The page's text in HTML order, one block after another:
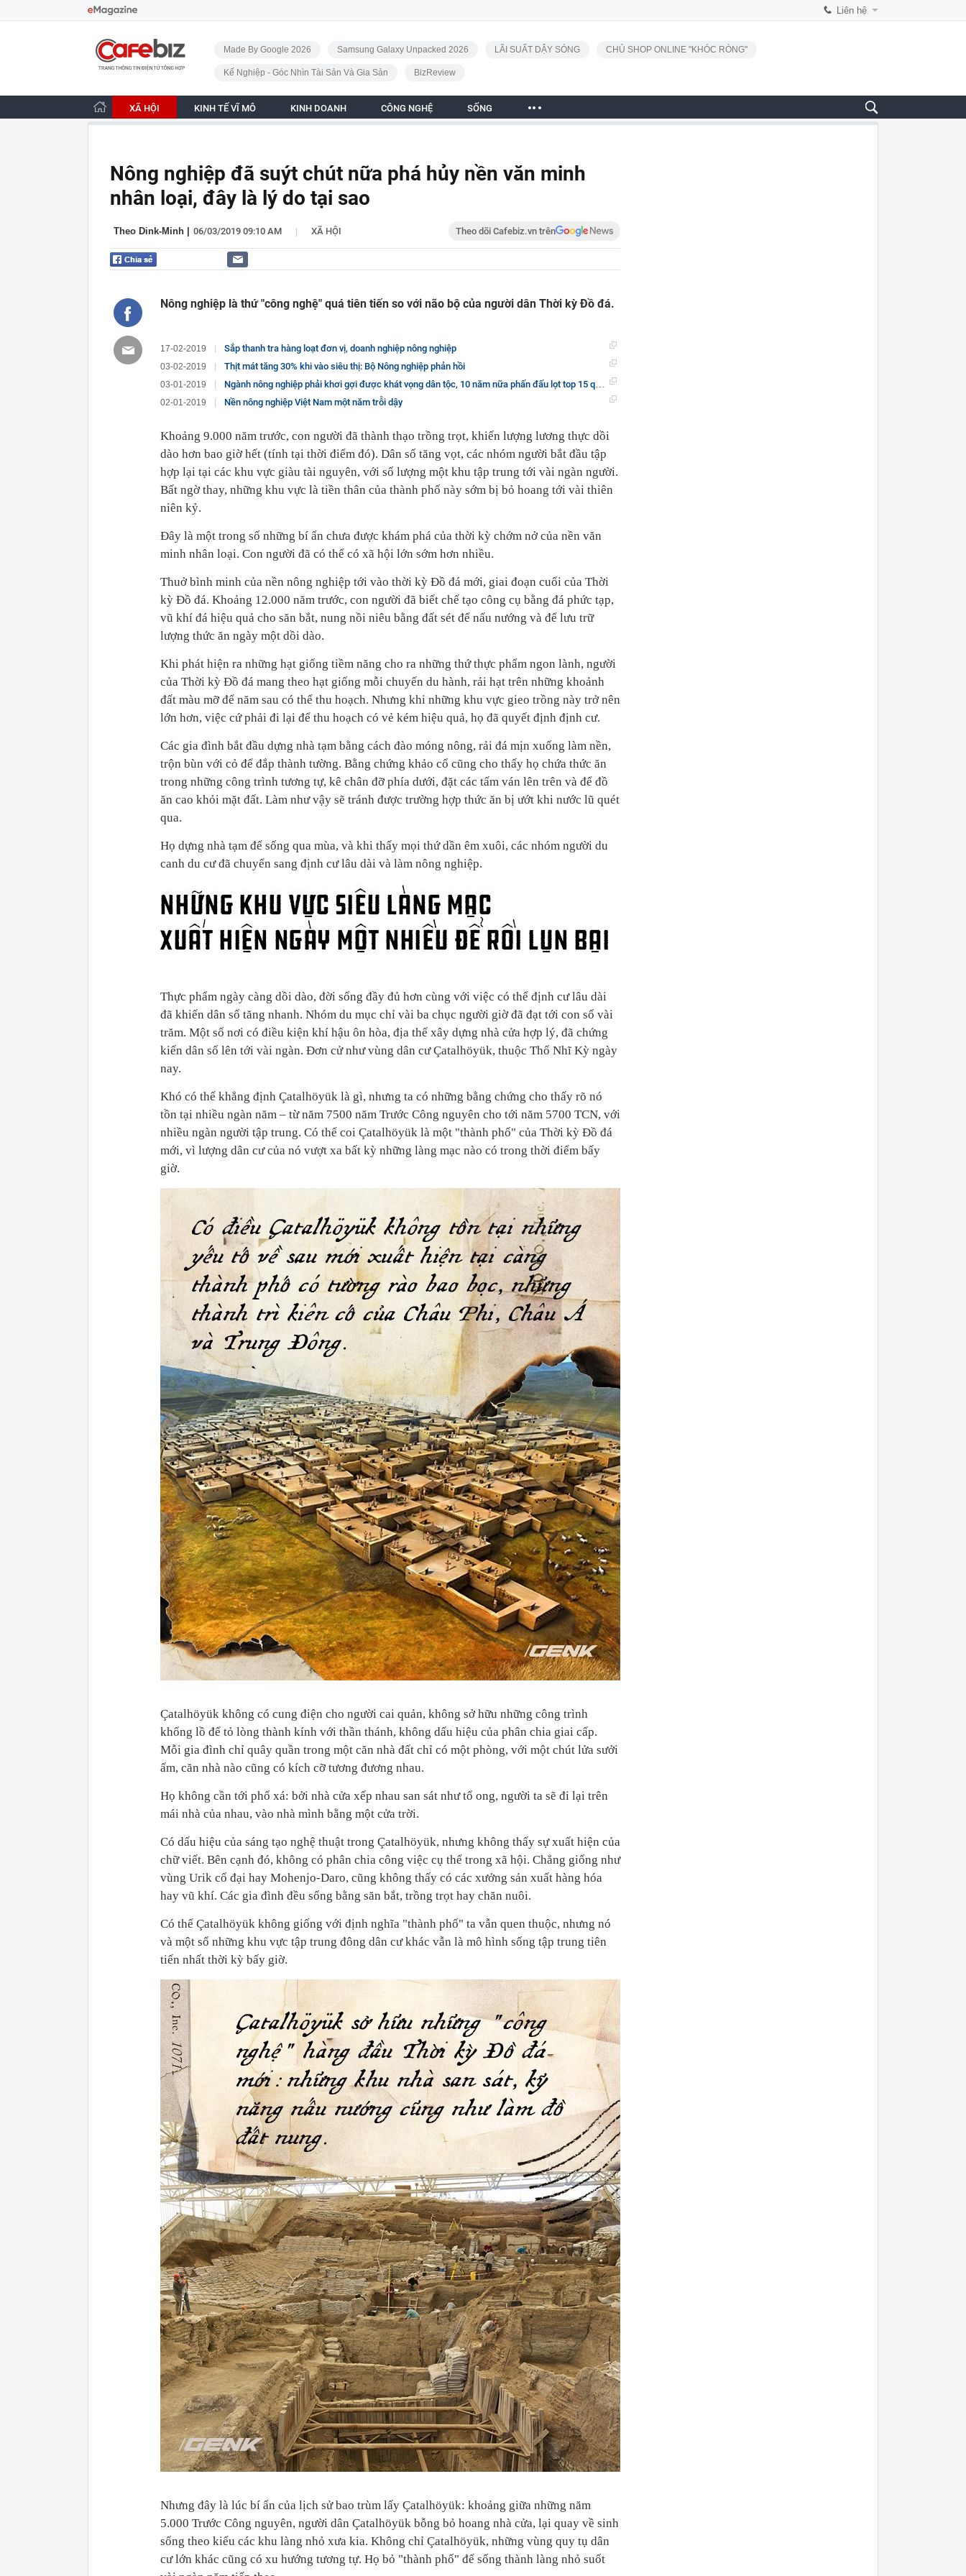
Liên hệ
CafeBiz - Trang chủ
Made By Google 2026 Samsung Galaxy Unpacked 2026 LÃI SUẤT DẬY SÓNG CHỦ SHOP ONLINE "KHÓC RÒNG"
Kế Nghiệp - Góc Nhìn Tài Sản Và Gia Sản BizReview
XÃ HỘI KINH TẾ VĨ MÔ KINH DOANH CÔNG NGHỆ SỐNG
Nông nghiệp đã suýt chút nữa phá hủy nền văn minh
nhân loại, đây là lý do tại sao
Theo Dink-Minh 06/03/2019 09:10 AM | XÃ HỘI Theo dõi Cafebiz.vn trên
Nông nghiệp là thứ "công nghệ" quá tiên tiến so với não bộ của người dân Thời kỳ Đồ đá.
17-02-2019 Sắp thanh tra hàng loạt đơn vị, doanh nghiệp nông nghiệp
03-02-2019 Thịt mát tăng 30% khi vào siêu thị: Bộ Nông nghiệp phản hồi
03-01-2019 Ngành nông nghiệp phải khơi gợi được khát vọng dân tộc, 10 năm nữa phấn đấu lọt top 15 quốc gia có nền nông nghiệp phát triển nhất!
02-01-2019 Nền nông nghiệp Việt Nam một năm trỗi dậy
Khoảng 9.000 năm trước, con người đã thành thạo trồng trọt, khiến lượng lương thực dồi
dào hơn bao giờ hết (tính tại thời điểm đó). Dân số tăng vọt, các nhóm người bắt đầu tập
hợp lại tại các khu vực giàu tài nguyên, với số lượng một khu tập trung tới vài ngàn người.
Bất ngờ thay, những khu vực là tiền thân của thành phố này sớm bị bỏ hoang tới vài thiên
niên kỷ.
Đây là một trong số những bí ẩn chưa được khám phá của thời kỳ chớm nở của nền văn
minh nhân loại. Con người đã có thể có xã hội lớn sớm hơn nhiều.
Thuở bình minh của nền nông nghiệp tới vào thời kỳ Đồ đá mới, giai đoạn cuối của Thời
kỳ Đồ đá. Khoảng 12.000 năm trước, con người đã biết chế tạo công cụ bằng đá phức tạp,
vũ khí đá hiệu quả cho săn bắt, nung nồi niêu bằng đất sét để nấu nướng và để lưu trữ
lượng thức ăn ngày một dồi dào.
Khi phát hiện ra những hạt giống tiềm năng cho ra những thứ thực phẩm ngon lành, người
của Thời kỳ Đồ đá mang theo hạt giống mỗi chuyến du hành, rải hạt trên những khoảnh
đất màu mỡ để năm sau có thể thu hoạch. Nhưng khi những khu vực gieo trồng này trở nên
lớn hơn, việc cứ phải đi lại để thu hoạch có vẻ kém hiệu quả, họ đã quyết định định cư.
Các gia đình bắt đầu dựng nhà tạm bằng cách đào móng nông, rải đá mịn xuống làm nền,
trộn bùn với cỏ để đắp thành tường. Bằng chứng khảo cổ cũng cho thấy họ chứa thức ăn
trong những công trình tương tự, kê chân đỡ phía dưới, đặt các tấm ván lên trên và để đồ
ăn cao khỏi mặt đất. Làm như vậy sẽ tránh được trường hợp thức ăn bị ướt khi nước lũ quét
qua.
Họ dựng nhà tạm để sống qua mùa, và khi thấy mọi thứ dần êm xuôi, các nhóm người du
canh du cư đã chuyển sang định cư lâu dài và làm nông nghiệp.
Thực phẩm ngày càng dồi dào, đời sống đầy đủ hơn cùng với việc có thể định cư lâu dài
đã khiến dân số tăng nhanh. Nhóm du mục chỉ vài ba chục người giờ đã đạt tới con số vài
trăm. Một số nơi có điều kiện khí hậu ôn hòa, địa thế xây dựng nhà cửa hợp lý, đã chứng
kiến dân số lên tới vài ngàn. Đơn cử như vùng dân cư Çatalhöyük, thuộc Thổ Nhĩ Kỳ ngày
nay.
Khó có thể khẳng định Çatalhöyük là gì, nhưng ta có những bằng chứng cho thấy rõ nó
tồn tại nhiều ngàn năm – từ năm 7500 năm Trước Công nguyên cho tới năm 5700 TCN, với
nhiều ngàn người tập trung. Có thể coi Çatalhöyük là một "thành phố" của Thời kỳ Đồ đá
mới, vì lượng dân cư của nó vượt xa bất kỳ những làng mạc nào có trong thời điểm bấy
giờ.
Çatalhöyük không có cung điện cho người cai quản, không sở hữu những công trình
khổng lồ để tỏ lòng thành kính với thần thánh, không dấu hiệu của phân chia giai cấp.
Mỗi gia đình chỉ quây quần trong một căn nhà đất chỉ có một phòng, với một chút lửa sưởi
ấm, căn nhà nào cũng có kích cỡ tương đương nhau.
Họ không cần tới phố xá: bởi nhà cửa xếp nhau san sát như tổ ong, người ta sẽ đi lại trên
mái nhà của nhau, vào nhà mình bằng một cửa trời.
Có dấu hiệu của sáng tạo nghệ thuật trong Çatalhöyük, nhưng không thấy sự xuất hiện của
chữ viết. Bên cạnh đó, không có phân chia công việc cụ thể trong xã hội. Chẳng giống như
vùng Urik cổ đại hay Mohenjo-Daro, cũng không thấy có các xưởng sản xuất hàng hóa
hay vũ khí. Các gia đình đều sống bằng săn bắt, trồng trọt hay chăn nuôi.
Có thể Çatalhöyük không giống với định nghĩa "thành phố" ta vẫn quen thuộc, nhưng nó
và một số những khu vực tập trung đông dân cư khác vẫn là mô hình sống tập trung tiên
tiến nhất thời kỳ bấy giờ.
Nhưng đây là lúc bí ẩn của lịch sử bao trùm lấy Çatalhöyük: khoảng giữa những năm
5.000 Trước Công nguyên, người dân Çatalhöyük bỗng bỏ hoang nhà cửa, lại quay về sinh
sống theo kiểu các khu làng nhỏ xưa kia. Không chỉ Çatalhöyük, những vùng quy tụ dân
cư lớn khác cũng có xu hướng tương tự. Họ bỏ "thành phố" để sống thành làng nhỏ suốt